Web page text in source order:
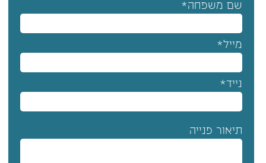
שם משפחה*
מייל*
נייד*
תיאור פנייה